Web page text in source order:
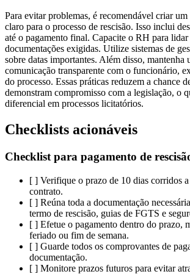
Para evitar problemas, é recomendável criar
claro para o processo de rescisão. Isso inclui
até o pagamento final. Capacite o RH para lidar
documentações exigidas. Utilize sistemas de
sobre datas importantes. Além disso, mantenha
comunicação transparente com o funcionário,
do processo. Essas práticas reduzem a chance
demonstram compromisso com a legislação, o
diferencial em processos licitatórios.
Checklists acionáveis
Checklist para pagamento de
[ ] Verifique o prazo de 10 dias corridos
contrato.
[ ] Reúna toda a documentação
termo de rescisão, guias de FGTS e
[ ] Efetue o pagamento dentro do prazo,
feriado ou fim de semana.
[ ] Guarde todos os comprovantes de
documentação.
[ ] Monitore prazos futuros para evitar